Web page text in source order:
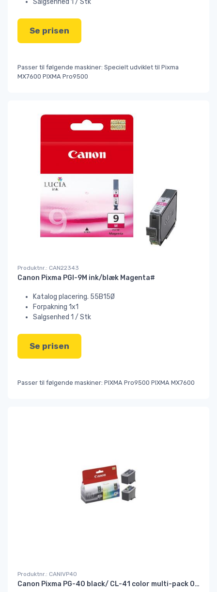
Salgsenhed 1 / Stk
Se prisen
Passer til følgende maskiner: Specielt udviklet til Pixma
MX7600 PIXMA Pro9500
Produktnr.: CAN22343
Canon Pixma PGI-9M ink/blæk Magenta#
Katalog placering. 55B15Ø
Forpakning 1x1
Salgsenhed 1 / Stk
Se prisen
Passer til følgende maskiner: PIXMA Pro9500 PIXMA MX7600
Produktnr.: CANIVP40
Canon Pixma PG-40 black/ CL-41 color multi-pack 0615B043#